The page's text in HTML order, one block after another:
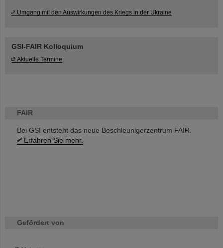
FAIR
Bei GSI entsteht das neue Beschleunigerzentrum FAIR.
Erfahren Sie mehr.
Gefördert von
Umgang mit den Auswirkungen des Kriegs in der Ukraine
GSI-FAIR Kolloquium
Aktuelle Termine